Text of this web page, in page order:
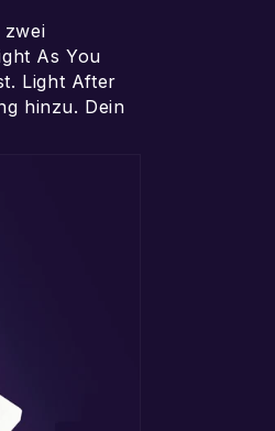
zwei
As You
Light After
hinzu. Dein